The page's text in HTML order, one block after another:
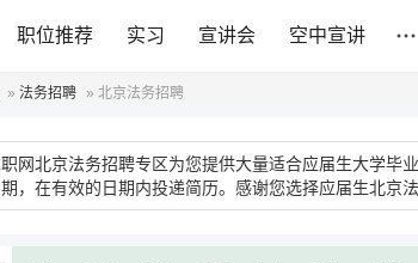
职位推荐 实习 宣讲会 空中宣讲
» 法务招聘 » 北京法务招聘
网北京法务招聘专区为您提供大量适合应届生大学毕
，在有效的日期内投递简历。感谢您选择应届生北京